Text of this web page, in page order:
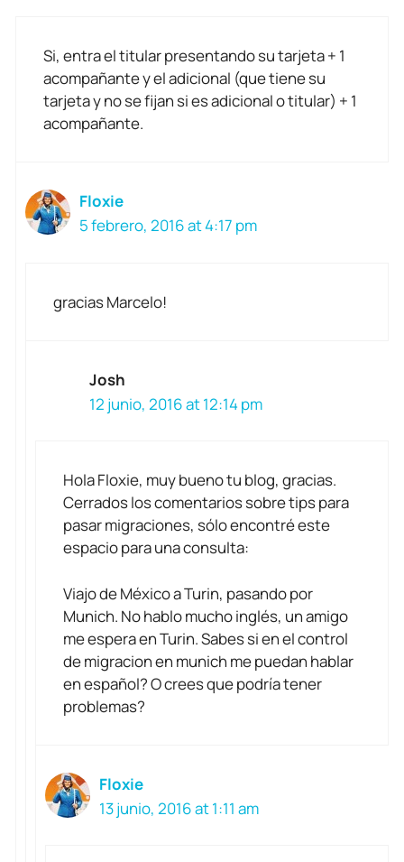
Si, entra el titular presentando su tarjeta + 1
acompañante y el adicional (que tiene su
tarjeta y no se fijan si es adicional o titular) + 1
acompañante.
Floxie
5 febrero, 2016 at 4:17 pm
gracias Marcelo!
Josh
12 junio, 2016 at 12:14 pm
Hola Floxie, muy bueno tu blog, gracias.
Cerrados los comentarios sobre tips para
pasar migraciones, sólo encontré este
espacio para una consulta:
Viajo de México a Turin, pasando por
Munich. No hablo mucho inglés, un amigo
me espera en Turin. Sabes si en el control
de migracion en munich me puedan hablar
en español? O crees que podría tener
problemas?
Floxie
13 junio, 2016 at 1:11 am